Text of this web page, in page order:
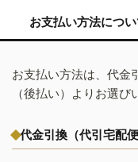
お支払い方法につ
お支払い方法は、代金
（後払い）よりお選び
代金引換（代引宅配便